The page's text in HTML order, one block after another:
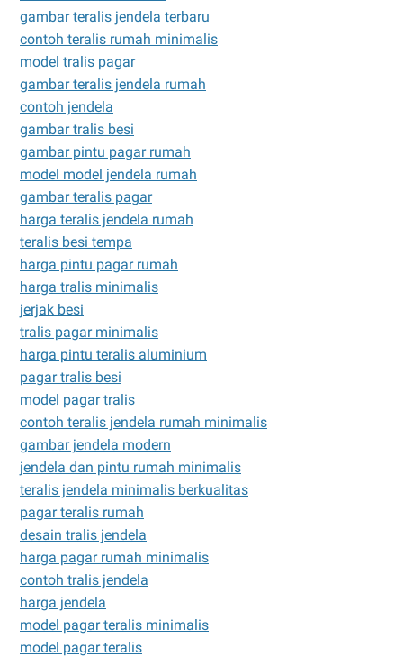
gambar teralis jendela terbaru
contoh teralis rumah minimalis
model tralis pagar
gambar teralis jendela rumah
contoh jendela
gambar tralis besi
gambar pintu pagar rumah
model model jendela rumah
gambar teralis pagar
harga teralis jendela rumah
teralis besi tempa
harga pintu pagar rumah
harga tralis minimalis
jerjak besi
tralis pagar minimalis
harga pintu teralis aluminium
pagar tralis besi
model pagar tralis
contoh teralis jendela rumah minimalis
gambar jendela modern
jendela dan pintu rumah minimalis
teralis jendela minimalis berkualitas
pagar teralis rumah
desain tralis jendela
harga pagar rumah minimalis
contoh tralis jendela
harga jendela
model pagar teralis minimalis
model pagar teralis